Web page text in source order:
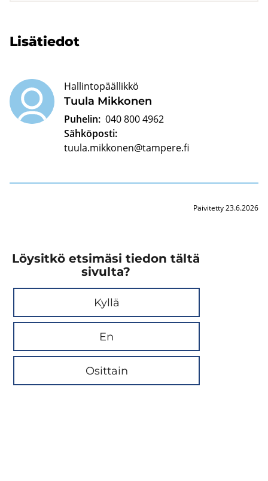
Li­sä­tie­dot
Tuula Mik­ko­nen
Hallintopäällikkö
Puhelin: 040 800 4962
Sähköposti:
tuula.mikkonen@tampere.fi
Päivitetty 23.6.2026
Löysitkö etsimäsi tiedon tältä
sivulta?
Kyllä
En
Osittain